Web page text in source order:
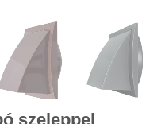
szeleppel